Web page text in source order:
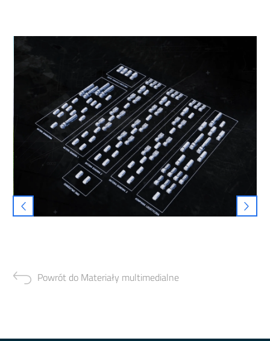
Powrót do Materiały multimedialne